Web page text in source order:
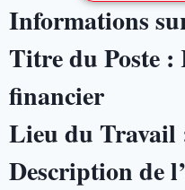
Informations
Titre du Poste :
financier
Lieu du Travail
Description de